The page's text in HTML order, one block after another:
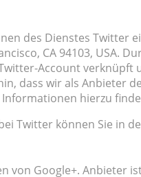
des Dienstes Twitter
CA 94103, USA.
Account
dass wir als Anbieter
hierzu
Twitter können Sie in
von Google+. Anbieter